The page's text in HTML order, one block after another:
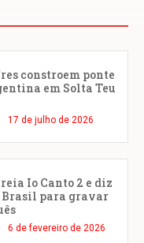
constroem ponte
em Solta Teu
17 de julho de 2026
Io Canto 2 e diz
Brasil para gravar
6 de fevereiro de 2026